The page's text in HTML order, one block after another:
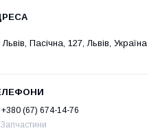
Львів, Пасічна, 127, Львів, Україна
+380 (67) 674-14-76
Запчастини